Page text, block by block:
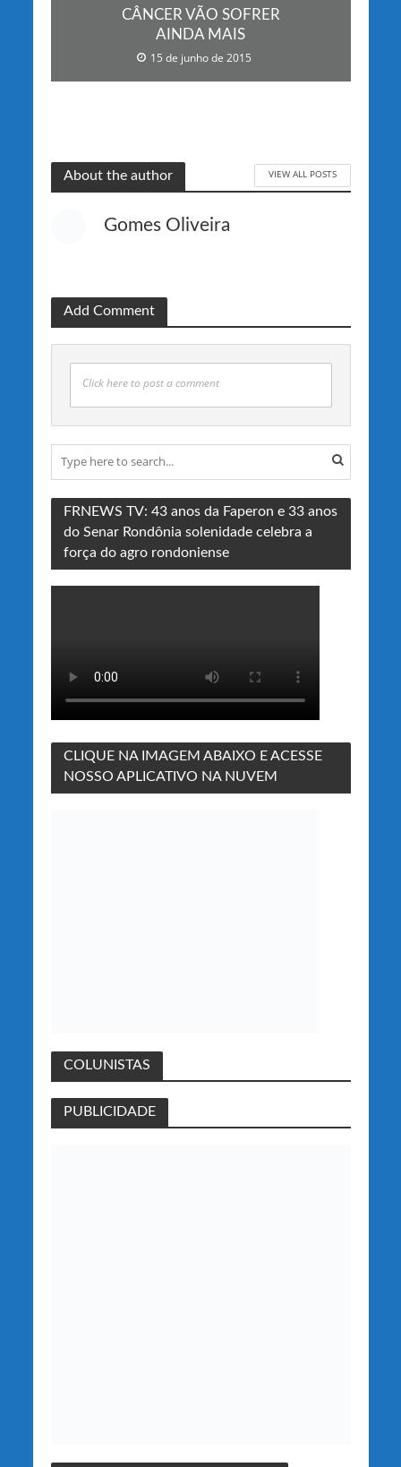
CÂNCER VÃO SOFRER
AINDA MAIS
15 de junho de 2015
About the author VIEW ALL POSTS
Gomes Oliveira
Add Comment
Click here to post a comment
FRNEWS TV: 43 anos da Faperon e 33 anos
do Senar Rondônia solenidade celebra a
força do agro rondoniense
CLIQUE NA IMAGEM ABAIXO E ACESSE
NOSSO APLICATIVO NA NUVEM
COLUNISTAS
PUBLICIDADE